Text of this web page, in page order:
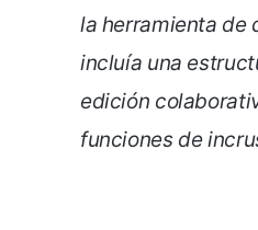
la herramienta de
incluía una
edición
funciones de